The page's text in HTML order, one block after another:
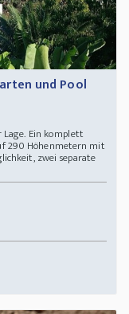
und Pool
Ein komplett
290 Höhenmetern mit
zwei separate